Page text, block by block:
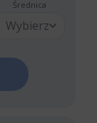
Średnica
Wybierz